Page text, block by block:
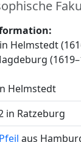
Helmstedt
Helmstedt
in Ratzeburg
aus